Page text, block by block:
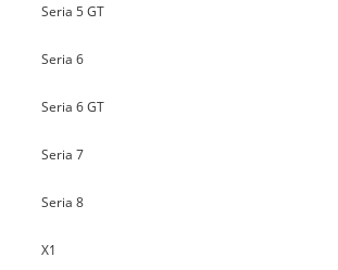
Seria 5 GT
Seria 6
Seria 6 GT
Seria 7
Seria 8
X1